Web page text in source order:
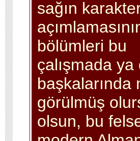
sağın
bölümleri bu
çalışmada ya
başkalarında
görülmüş
olsun, bu